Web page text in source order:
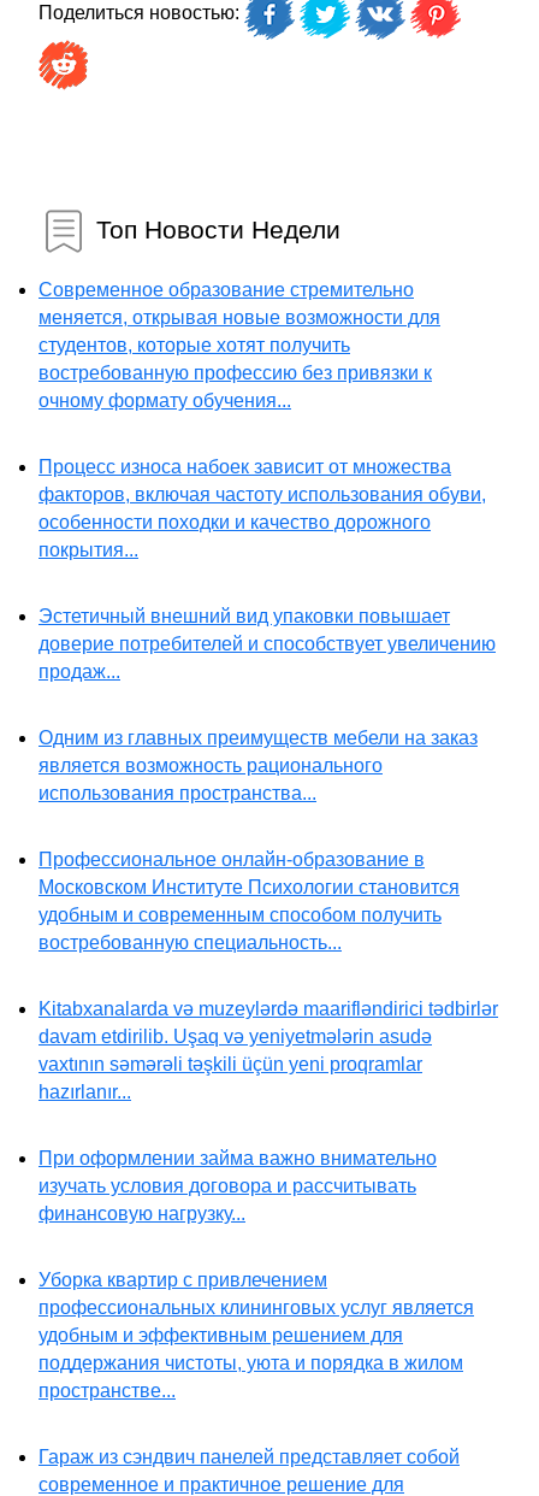
Поделиться новостью:
Топ Новости Недели
Современное образование стремительно
меняется, открывая новые возможности для
студентов, которые хотят получить
востребованную профессию без привязки к
очному формату обучения...
Процесс износа набоек зависит от множества
факторов, включая частоту использования обуви,
особенности походки и качество дорожного
покрытия...
Эстетичный внешний вид упаковки повышает
доверие потребителей и способствует увеличению
продаж...
Одним из главных преимуществ мебели на заказ
является возможность рационального
использования пространства...
Профессиональное онлайн-образование в
Московском Институте Психологии становится
удобным и современным способом получить
востребованную специальность...
Kitabxanalarda və muzeylərdə maarifləndirici tədbirlər
davam etdirilib. Uşaq və yeniyetmələrin asudə
vaxtının səmərəli təşkili üçün yeni proqramlar
hazırlanır...
При оформлении займа важно внимательно
изучать условия договора и рассчитывать
финансовую нагрузку...
Уборка квартир с привлечением
профессиональных клининговых услуг является
удобным и эффективным решением для
поддержания чистоты, уюта и порядка в жилом
пространстве...
Гараж из сэндвич панелей представляет собой
современное и практичное решение для